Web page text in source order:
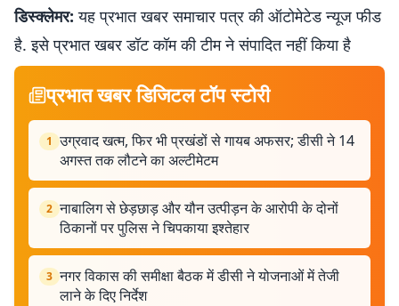
डिस्क्लेमर: यह प्रभात खबर समाचार पत्र की ऑटोमेटेड न्यूज फीड
है. इसे प्रभात खबर डॉट कॉम की टीम ने संपादित नहीं किया है
प्रभात खबर डिजिटल टॉप स्टोरी
1 उग्रवाद खत्म, फिर भी प्रखंडों से गायब अफसर; डीसी ने 14
अगस्त तक लौटने का अल्टीमेटम
2 नाबालिग से छेड़छाड़ और यौन उत्पीड़न के आरोपी के दोनों
ठिकानों पर पुलिस ने चिपकाया इश्तेहार
3 नगर विकास की समीक्षा बैठक में डीसी ने योजनाओं में तेजी
लाने के दिए निर्देश